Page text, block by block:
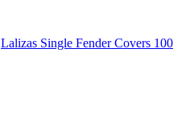
Lalizas Single Fender Covers 100